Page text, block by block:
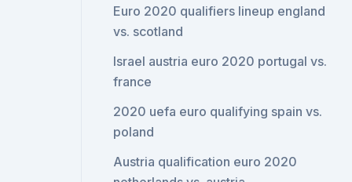
Euro 2020 qualifiers lineup england
vs. scotland
Israel austria euro 2020 portugal vs.
france
2020 uefa euro qualifying spain vs.
poland
Austria qualification euro 2020